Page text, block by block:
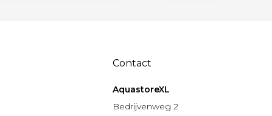
Contact
AquastoreXL
Bedrijvenweg 2